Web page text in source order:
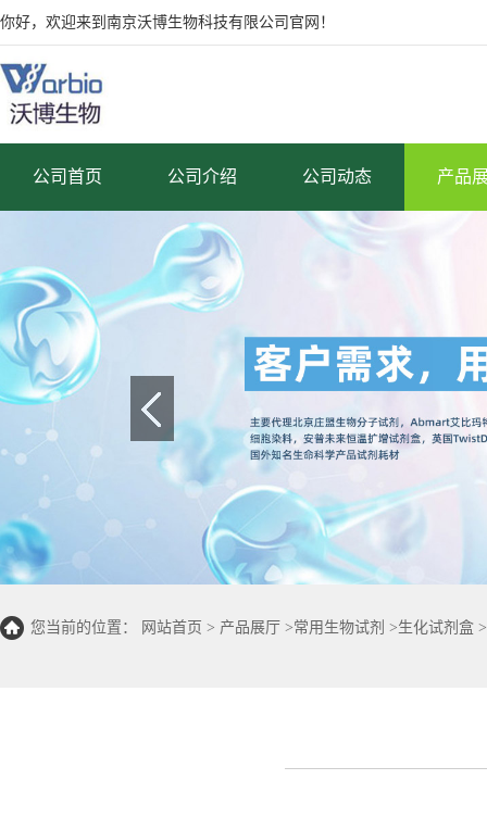
你好，欢迎来到南京沃博生物科技有限公司官网！
公司首页 公司介绍 公司动态 产品
您当前的位置： 网站首页 > 产品展厅 >常用生物试剂 >生化试剂盒 >